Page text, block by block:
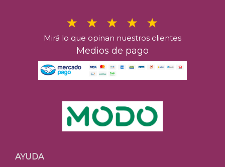
Mirá lo que opinan nuestros clientes
Medios de pago
AYUDA